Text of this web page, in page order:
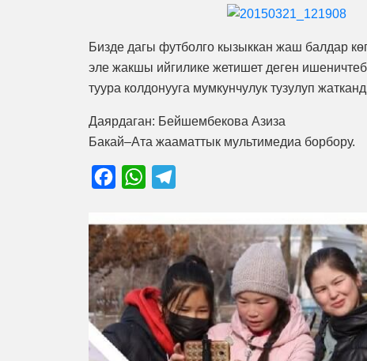
Бизде дагы футболго кызыккан жаш балдар
эле жакшы ийгилике жетишет деген
туура колдонууга мумкунчулук тузулуп
Даярдаган: Бейшембекова Азиза
Бакай–Ата жааматтык мультимедиа борбору.
FacebookWhatsApp